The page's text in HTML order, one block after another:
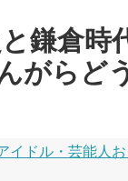
鎌倉時
がらど
イドル・芸能人